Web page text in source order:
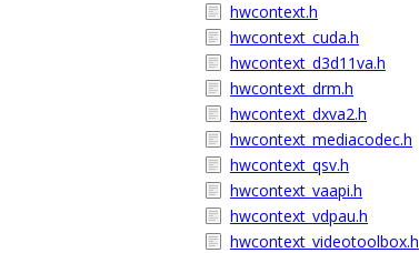
hwcontext.h
hwcontext_cuda.h
hwcontext_d3d11va.h
hwcontext_drm.h
hwcontext_dxva2.h
hwcontext_mediacodec.h
hwcontext_qsv.h
hwcontext_vaapi.h
hwcontext_vdpau.h
hwcontext_videotoolbox.h